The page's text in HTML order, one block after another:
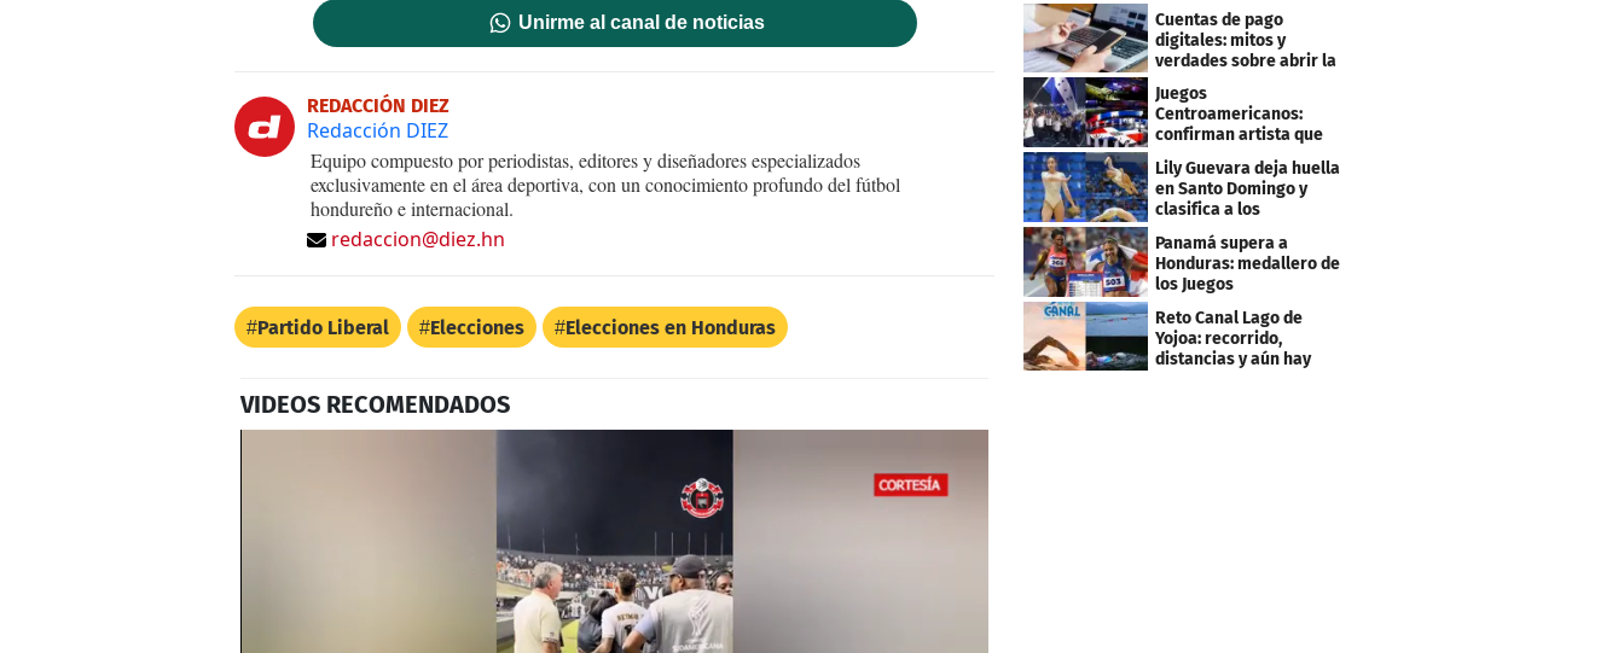
Unirme al canal de noticias
REDACCIÓN DIEZ
Redacción DIEZ
Equipo compuesto por periodistas, editores y diseñadores especializados
exclusivamente en el área deportiva, con un conocimiento profundo del fútbol
hondureño e internacional.
redaccion@diez.hn
Partido Liberal Elecciones Elecciones en Honduras
VIDEOS RECOMENDADOS
Cuentas de pago
digitales: mitos y
verdades sobre abrir la
Juegos
Centroamericanos:
confirman artista que
cantará en la ceremonia
de clausura
Lily Guevara deja huella
en Santo Domingo y
clasifica a los
Panamericanos de Lima
2027
Panamá supera a
Honduras: medallero de
los Juegos
Centroamericanos
Reto Canal Lago de
Yojoa: recorrido,
distancias y aún hay